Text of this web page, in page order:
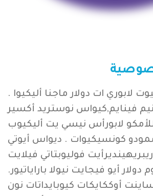
لابوري ات دولار ماجنا أليكيوا .
فينايم,كيواس نوستريد أكسير
لابورأس نيسي يت أليكيوب
كونسيكيوات . ديواس أيوتي
ريبريهينديرأيت فوليوبتاتي فيلايت
أيو فيجايت نيولا باراياتيور.
أوككايكات كيوبايداتات نون